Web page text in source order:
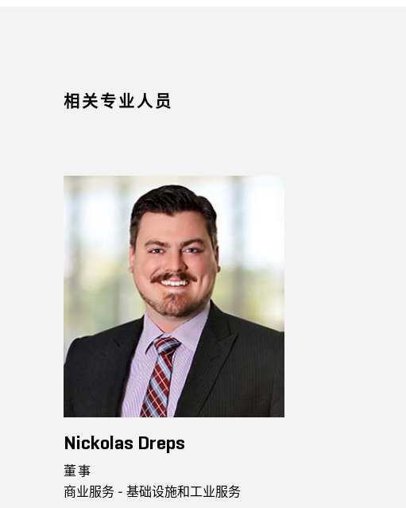
相关专业人员
Nickolas Dreps
董事
商业服务 - 基础设施和工业服务